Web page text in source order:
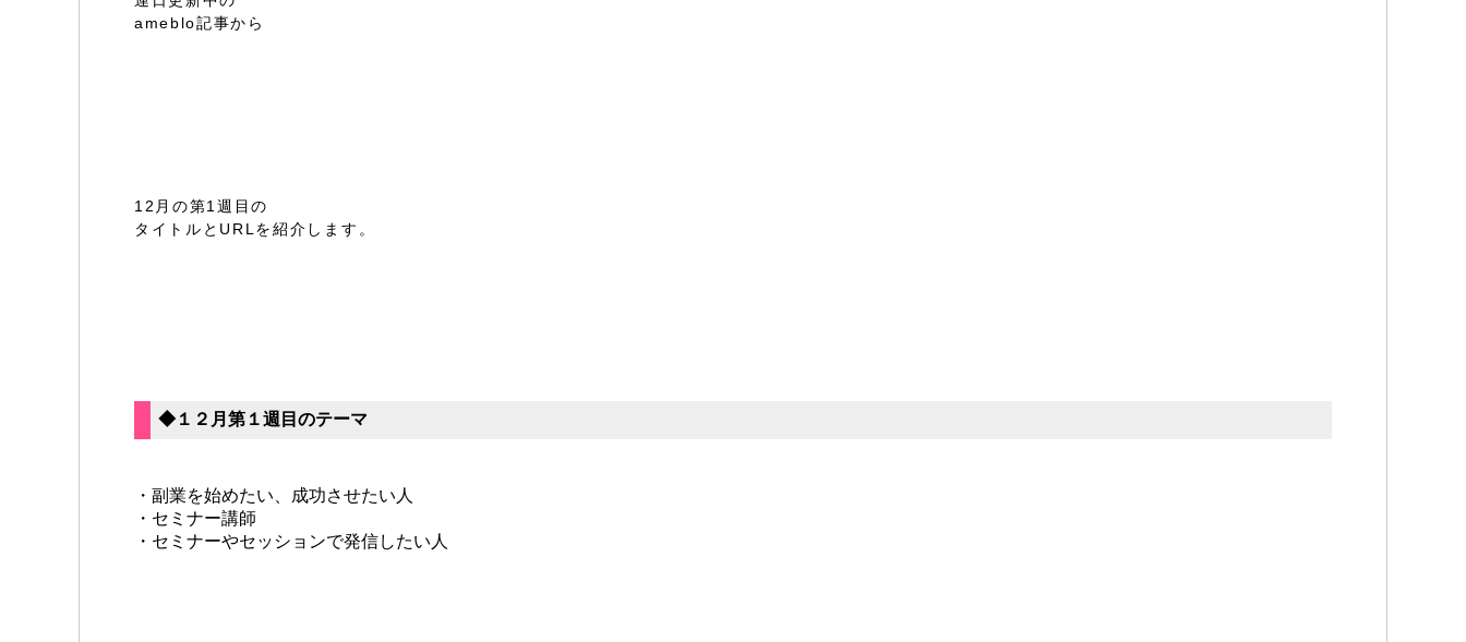
ameblo記事から
12月の第1週目の
タイトルとURLを紹介します。
◆１２月第１週目のテーマ
・副業を始めたい、成功させたい人
・セミナー講師
・セミナーやセッションで発信したい人